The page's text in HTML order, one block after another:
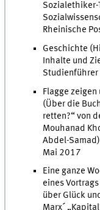
Sozialethiker-
Rheinische
Geschichte
Inhalte und
Studienführer
Flagge
(Über die
retten?“ von
Mouhanad
Abdel-
Mai 2017
Eine ganze
eines
über Glück
Marx´